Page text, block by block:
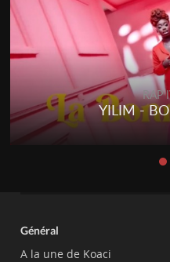
IVOIRE
PLACE
Général
A la une de Koaci